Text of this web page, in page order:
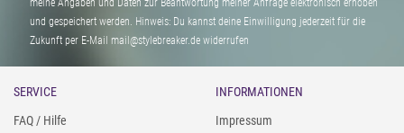
meine Angaben und Daten zur Beantwortung meiner Anfrage elektronisch erhoben
und gespeichert werden. Hinweis: Du kannst deine Einwilligung jederzeit für die
Zukunft per E-Mail mail@stylebreaker.de widerrufen
SERVICE
FAQ / Hilfe
INFORMATIONEN
Impressum